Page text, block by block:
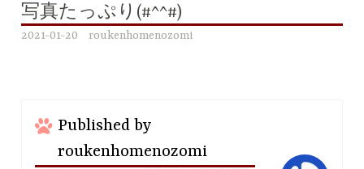
写真たっぷり(#^^#)
2021-01-20 roukenhomenozomi
Published by
roukenhomenozomi